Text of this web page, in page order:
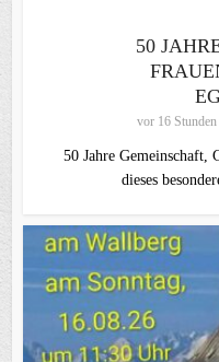
50
vor 16 Stunden
50 Jahre Gemeinschaft,
dieses